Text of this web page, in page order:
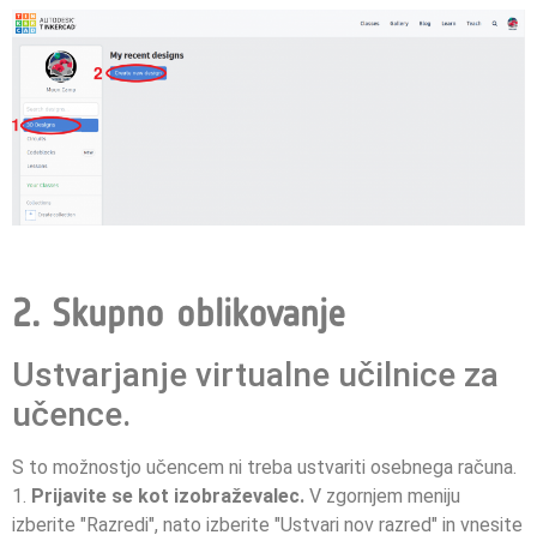
2. Skupno oblikovanje
Ustvarjanje virtualne učilnice za
učence.
S to možnostjo učencem ni treba ustvariti osebnega računa.
1. Prijavite se kot izobraževalec. V zgornjem meniju
izberite "Razredi", nato izberite "Ustvari nov razred" in vnesite